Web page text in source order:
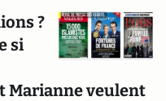
?
si
Marianne veulent